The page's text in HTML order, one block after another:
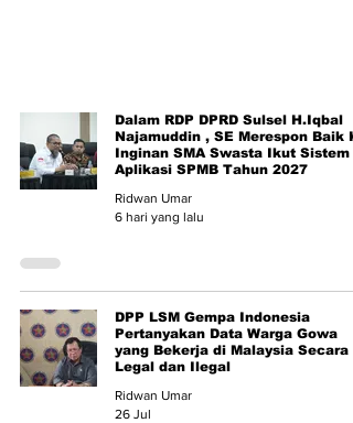
Dalam RDP DPRD Sulsel H.Iqbal
Najamuddin , SE Merespon Baik
Inginan SMA Swasta Ikut Sistem
Aplikasi SPMB Tahun 2027
Ridwan Umar
6 hari yang lalu
DPP LSM Gempa Indonesia
Pertanyakan Data Warga Gowa
yang Bekerja di Malaysia Secara
Legal dan Ilegal
Ridwan Umar
26 Jul